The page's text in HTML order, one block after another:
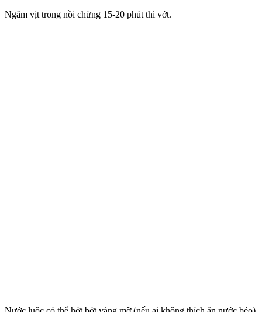
Ngâm vịt trong nồi chừng 15-20 phút thì vớt.